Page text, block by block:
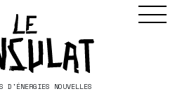
D'ÉNERGIES NOUVELLES